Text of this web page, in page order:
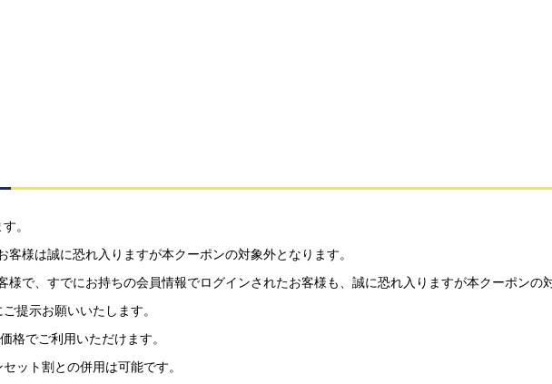
。
様は誠に恐れ入りますが本クーポンの対象外となります。
で、すでにお持ちの会員情報でログインされたお客様も、誠に恐れ入りますが本クーポンの
提示お願いいたします。
格でご利用いただけます。
ット割との併用は可能です。